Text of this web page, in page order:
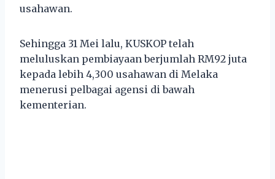
usahawan.
Sehingga 31 Mei lalu, KUSKOP telah
meluluskan pembiayaan berjumlah RM92 juta
kepada lebih 4,300 usahawan di Melaka
menerusi pelbagai agensi di bawah
kementerian.